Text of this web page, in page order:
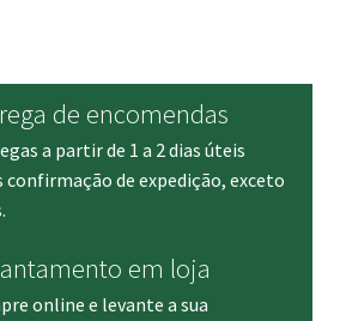
de encomendas
a partir de 1 a 2 dias úteis
confirmação de expedição, exceto
em loja
online e levante a sua